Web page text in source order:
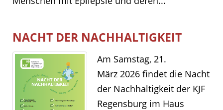
NACHT DER NACHHALTIGKEIT
Am Samstag, 21.
März 2026 findet die Nacht
der Nachhaltigkeit der KJF
Regensburg im Haus